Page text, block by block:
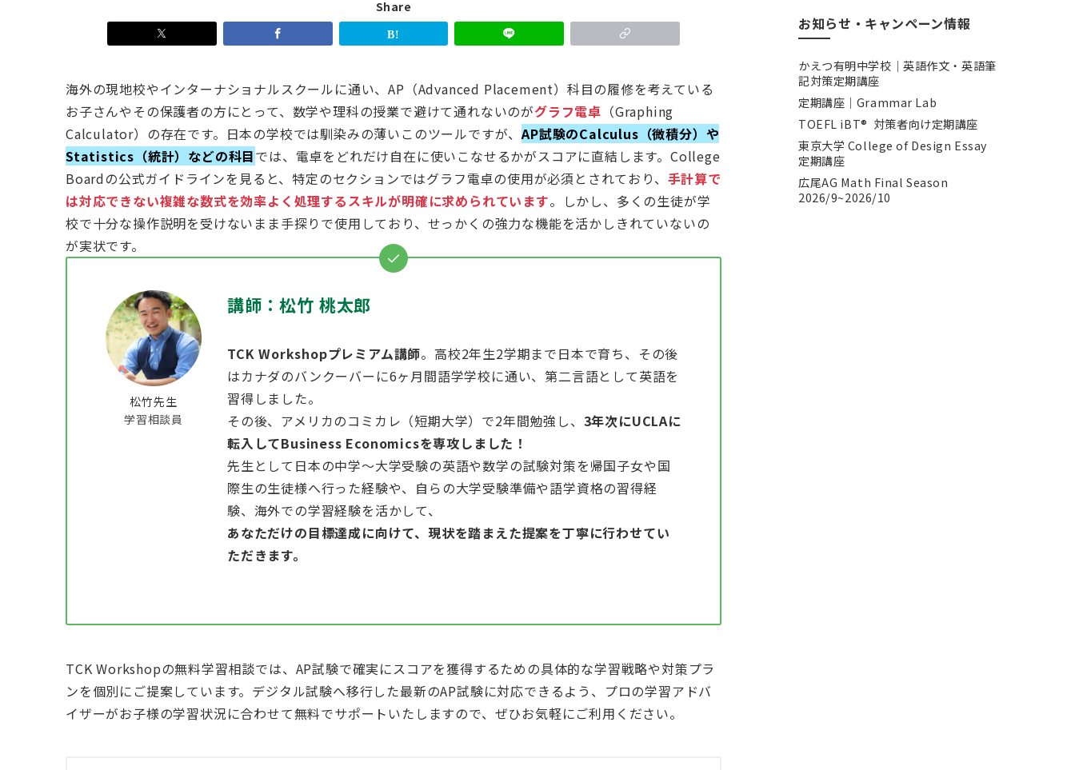
Share
海外の現地校やインターナショナルスクールに通い、AP（Advanced Placement）科目の履修を考えている
お子さんやその保護者の方にとって、数学や理科の授業で避けて通れないのがグラフ電卓 （Graphing
Calculator）の存在です。日本の学校では馴染みの薄いこのツールですが、AP試験のCalculus（微積分）や
Statistics（統計）などの科目では、電卓をどれだけ自在に使いこなせるかがスコアに直結します。College
Boardの公式ガイドラインを見ると、特定のセクションではグラフ電卓の使用が必須とされており、 手計算で
は対応できない複雑な数式を効率よく処理するスキルが明確に求められています。しかし、多くの生徒が学
校で十分な操作説明を受けないまま手探りで使用しており、せっかくの強力な機能を活かしきれていないの
が実状です。
松竹先生
学習相談員
講師：松竹 桃太郎
TCK Workshopプレミアム講師。高校2年生2学期まで日本で育ち、その後
はカナダのバンクーバーに6ヶ月間語学学校に通い、第二言語として英語を
習得しました。
その後、アメリカのコミカレ（短期大学）で2年間勉強し、 3年次にUCLAに
転入してBusiness Economicsを専攻しました！
先生として日本の中学～大学受験の英語や数学の試験対策を帰国子女や国
際生の生徒様へ行った経験や、自らの大学受験準備や語学資格の習得経
験、海外での学習経験を活かして、
あなただけの目標達成に向けて、現状を踏まえた提案を丁寧に行わせてい
ただきます。
TCK Workshopの無料学習相談では、AP試験で確実にスコアを獲得するための具体的な学習戦略や対策プラ
ンを個別にご提案しています。デジタル試験へ移行した最新のAP試験に対応できるよう、プロの学習アドバ
イザーがお子様の学習状況に合わせて無料でサポートいたしますので、ぜひお気軽にご利用ください。
お知らせ・キャンペーン情報
かえつ有明中学校｜英語作文・英語筆
記対策定期講座
定期講座｜Grammar Lab
TOEFL iBT® 対策者向け定期講座
東京大学 College of Design Essay
定期講座
広尾AG Math Final Season
2026/9~2026/10